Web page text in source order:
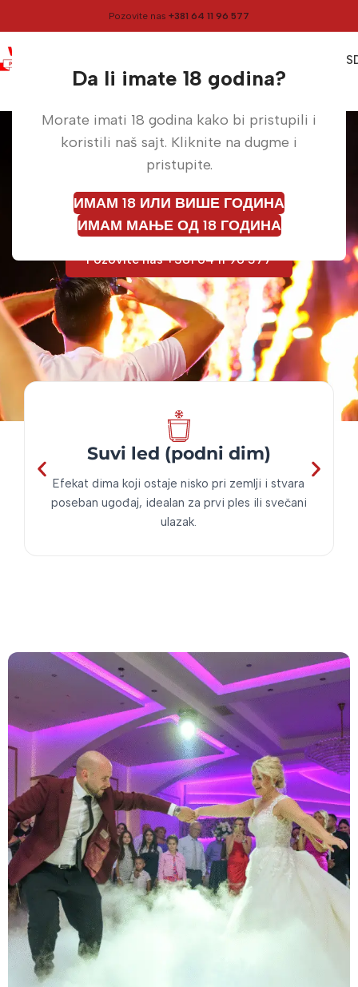
Da li imate 18 godina?
Morate imati 18 godina kako bi pristupili i
koristili naš sajt. Kliknite na dugme i
pristupite.
ИМАМ 18 ИЛИ ВИШЕ ГОДИНА
ИМАМ МАЊЕ ОД 18 ГОДИНА
Pozovite nas +381 64 11 96 577
Meni
Specijalni efekti
za sve vrste prilika
Savršeni efekti za svadbe, rođendane,
punoletstva, korporativne događaje i
Pozovite nas +381 64 11 96 577
Suvi led (podni dim)
Efekat dima koji ostaje nisko pri zemlji i stvara
poseban ugođaj, idealan za prvi ples ili svečani
ulazak.